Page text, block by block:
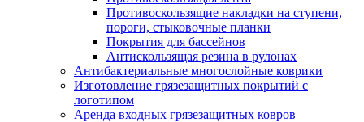
Противоскользящие накладки на ступени,
пороги, стыковочные планки
Покрытия для бассейнов
Антискользящая резина в рулонах
Антибактериальные многослойные коврики
Изготовление грязезащитных покрытий с
логотипом
Аренда входных грязезащитных ковров